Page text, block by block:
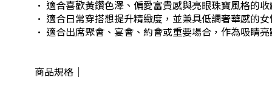
· 適合喜歡黃鑽色澤、偏愛富貴感與亮眼珠寶風格的收
· 適合日常穿搭想提升精緻度，並兼具低調奢華感的女
· 適合出席聚會、宴會、約會或重要場合，作為吸睛亮
商品規格｜